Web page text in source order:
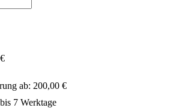
ab: 200,00 €
7 Werktage